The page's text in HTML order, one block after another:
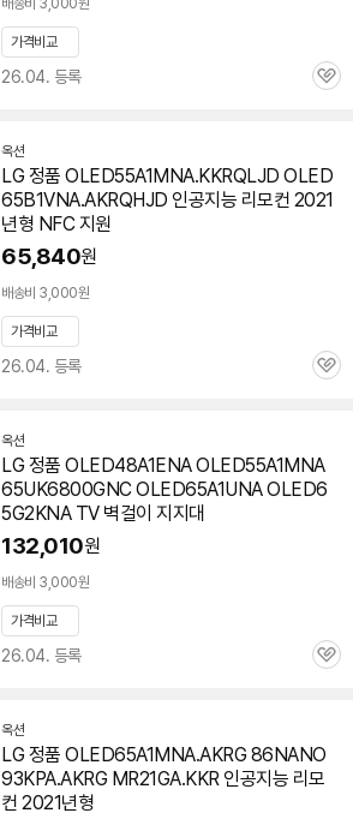
배송비 3,000원
가격비교
26.04. 등록
관
옥션
LG 정품 OLED55A1MNA.KKRQLJD OLED
65B1VNA.AKRQHJD 인공지능 리모컨 2021
년형 NFC 지원
65,840원
배송비 3,000원
가격비교
26.04. 등록
관
옥션
LG 정품 OLED48A1ENA OLED55A1MNA
65UK6800GNC OLED65A1UNA OLED6
5G2KNA TV 벽걸이 지지대
132,010원
배송비 3,000원
가격비교
26.04. 등록
관
옥션
LG 정품 OLED65A1MNA.AKRG 86NANO
93KPA.AKRG MR21GA.KKR 인공지능 리모
컨 2021년형